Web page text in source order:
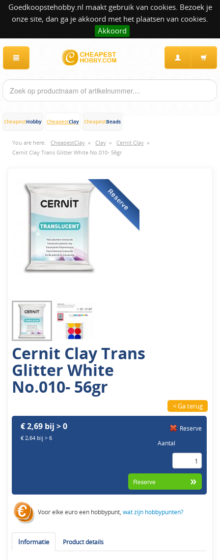
Goedkoopstehobby.nl maakt gebruik van cookies. Bezoek je
onze site, dan ga je akkoord met het plaatsen van cookies.
Akkoord
CheapestHobby CheapestClay CheapestBeads
You are here: CheapestClay » Clay » Cernit Clay »
Cernit Clay Trans Glitter White No.010- 56gr
Reserve
Cernit Clay Trans
Glitter White
No.010- 56gr
< Ga terug
€ 2,69 bij > 0
€ 2,64 bij > 6
Reserve
Aantal
Voor elke euro een hobbypunt,wat zijn hobbypunten?
Informatie Product details